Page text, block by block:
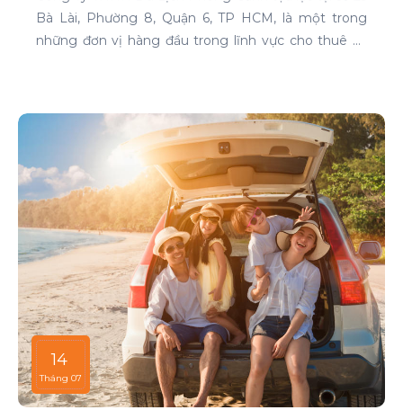
Bà Lài, Phường 8, Quận 6, TP HCM, là một trong
những đơn vị hàng đầu trong lĩnh vực cho thuê xe
14
Tháng 07